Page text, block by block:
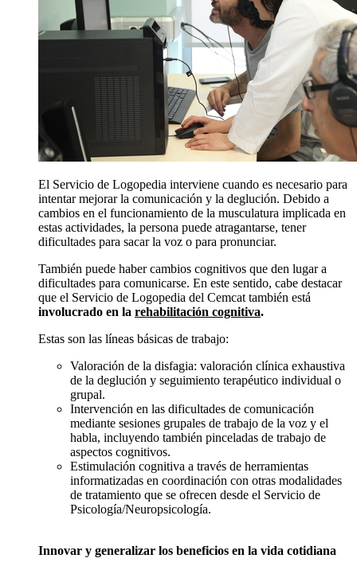
El Servicio de Logopedia interviene cuando es necesario para
intentar mejorar la comunicación y la deglución. Debido a
cambios en el funcionamiento de la musculatura implicada en
estas actividades, la persona puede atragantarse, tener
dificultades para sacar la voz o para pronunciar.
También puede haber cambios cognitivos que den lugar a
dificultades para comunicarse. En este sentido, cabe destacar
que el Servicio de Logopedia del Cemcat también está
involucrado en la rehabilitación cognitiva.
Estas son las líneas básicas de trabajo:
Valoración de la disfagia: valoración clínica exhaustiva
de la deglución y seguimiento terapéutico individual o
grupal.
Intervención en las dificultades de comunicación
mediante sesiones grupales de trabajo de la voz y el
habla, incluyendo también pinceladas de trabajo de
aspectos cognitivos.
Estimulación cognitiva a través de herramientas
informatizadas en coordinación con otras modalidades
de tratamiento que se ofrecen desde el Servicio de
Psicología/Neuropsicología.
Innovar y generalizar los beneficios en la vida cotidiana